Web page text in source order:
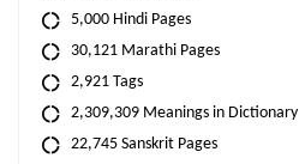
5,000 Hindi Pages
30,121 Marathi Pages
2,921 Tags
2,309,309 Meanings in Dictionary
22,745 Sanskrit Pages